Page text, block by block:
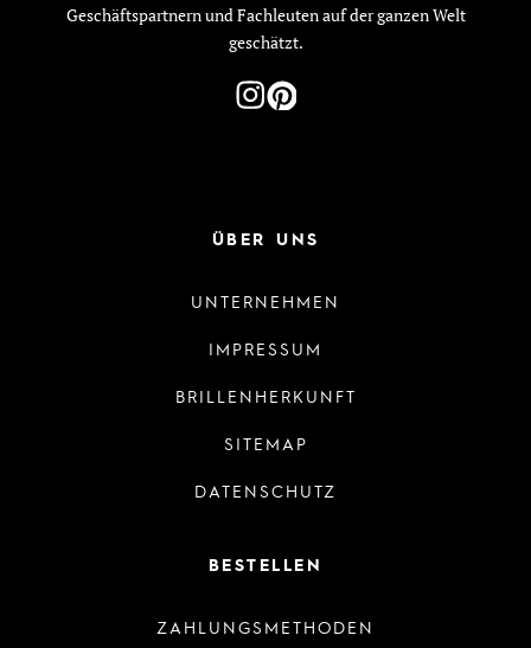
Geschäftspartnern und Fachleuten auf der ganzen Welt
geschätzt.
ÜBER UNS
UNTERNEHMEN
IMPRESSUM
BRILLENHERKUNFT
SITEMAP
DATENSCHUTZ
BESTELLEN
ZAHLUNGSMETHODEN